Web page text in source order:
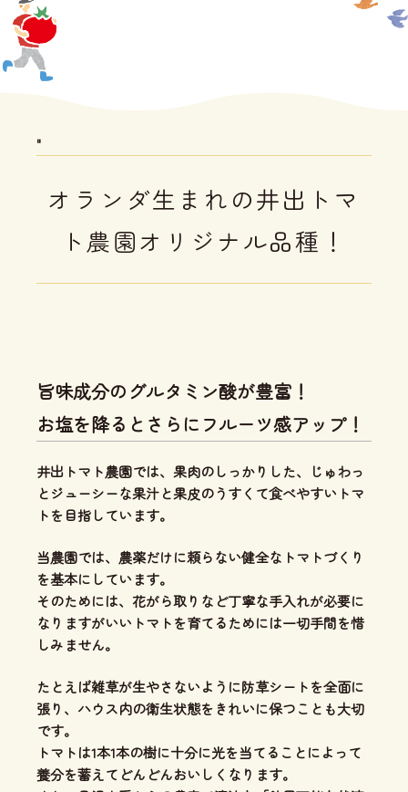
"
オランダ生まれの井出トマ
ト農園オリジナル品種！
旨味成分のグルタミン酸が豊富！
お塩を降るとさらにフルーツ感アップ！
井出トマト農園では、 果肉のしっかりした、じゅわっ
とジューシーな果汁と果皮のうすくて食べやすいトマ
トを目指しています。
当農園では、 農薬だけに頼らない健全なトマトづくり
を基本にしています。
そのためには、花がら取りなど丁寧な手入れが必要に
なりますがいいトマトを育てるためには一切手間を惜
しみません。
たとえば雑草が生やさないように防草シートを全面に
張り、ハウス内の衛生状態をきれいに保つことも大切
です。
トマトは1本1本の樹に十分に光を当てることによって
養分を蓄えてどんどんおいしくなります。